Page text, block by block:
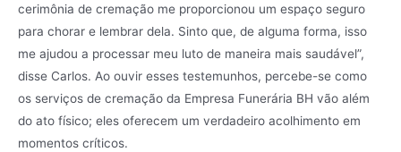
cerimônia de cremação me proporcionou um espaço seguro
para chorar e lembrar dela. Sinto que, de alguma forma, isso
me ajudou a processar meu luto de maneira mais saudável”,
disse Carlos. Ao ouvir esses testemunhos, percebe-se como
os serviços de cremação da Empresa Funerária BH vão além
do ato físico; eles oferecem um verdadeiro acolhimento em
momentos críticos.